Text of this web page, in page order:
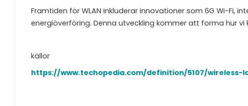
Framtiden för WLAN inkluderar innovationer som 6G Wi-Fi,
energiöverföring. Denna utveckling kommer att forma hur
källor
https://www.techopedia.com/definition/5107/wireless-